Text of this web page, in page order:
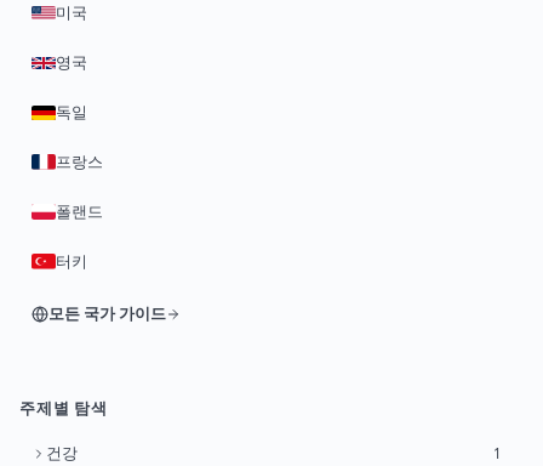
미국
영국
독일
프랑스
폴랜드
터키
모든 국가 가이드
주제별 탐색
건강 1